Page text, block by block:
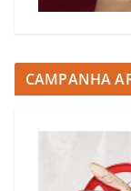
CAMPANHA